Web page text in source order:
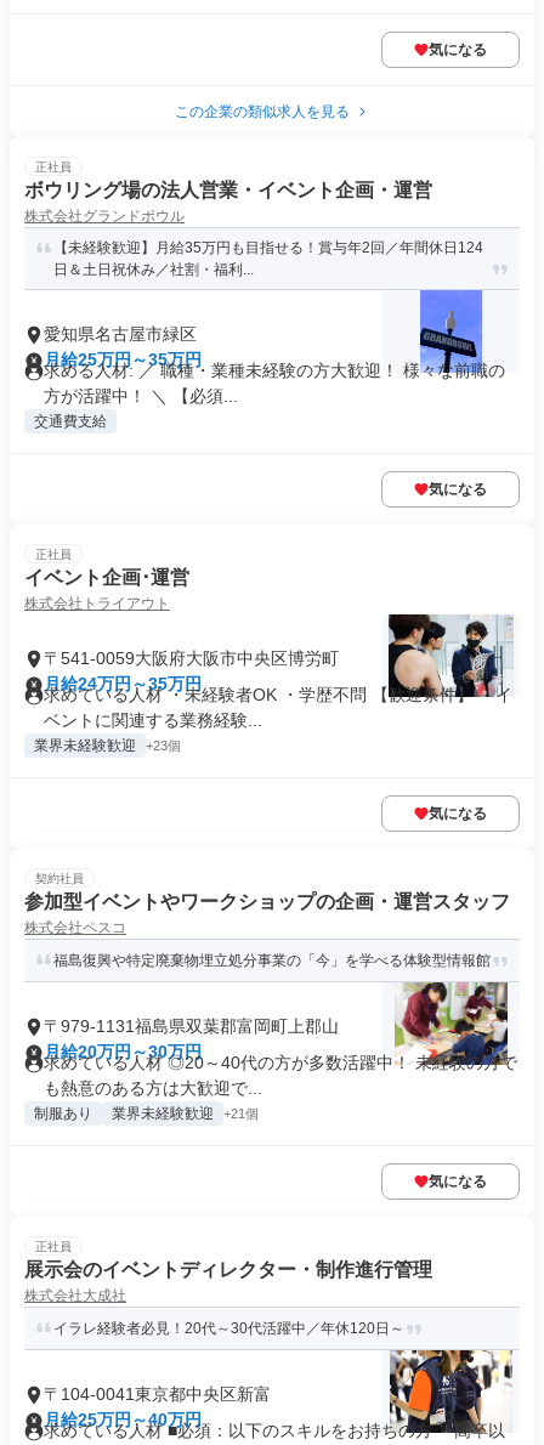
気になる
この企業の類似求人を見る
正社員
ボウリング場の法人営業・イベント企画・運営
株式会社グランドボウル
【未経験歓迎】月給35万円も目指せる！賞与年2回／年間休日124
日＆土日祝休み／社割・福利...
愛知県名古屋市緑区
月給25万円～35万円
求める人材: ／ 職種・業種未経験の方大歓迎！ 様々な前職の
方が活躍中！ ＼ 【必須...
交通費支給
気になる
正社員
イベント企画･運営
株式会社トライアウト
〒541-0059大阪府大阪市中央区博労町
月給24万円～35万円
求めている人材 ・未経験者OK ・学歴不問 【歓迎条件】 ・イ
ベントに関連する業務経験...
業界未経験歓迎 +23個
気になる
契約社員
参加型イベントやワークショップの企画・運営スタッフ
株式会社ペスコ
福島復興や特定廃棄物埋立処分事業の「今」を学べる体験型情報館
〒979-1131福島県双葉郡富岡町上郡山
月給20万円～30万円
求めている人材 ◎20～40代の方が多数活躍中！ 未経験の方で
も熱意のある方は大歓迎で...
制服あり 業界未経験歓迎 +21個
気になる
正社員
展示会のイベントディレクター・制作進行管理
株式会社大成社
イラレ経験者必見！20代～30代活躍中／年休120日～
〒104-0041東京都中央区新富
月給25万円～40万円
求めている人材 ■必須：以下のスキルをお持ちの方 ・高卒以